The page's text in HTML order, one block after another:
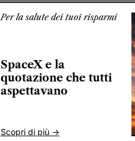
Per la salute dei tuoi risparmi
SpaceX e la
quotazione che tutti
aspettavano
Scopri di più ->